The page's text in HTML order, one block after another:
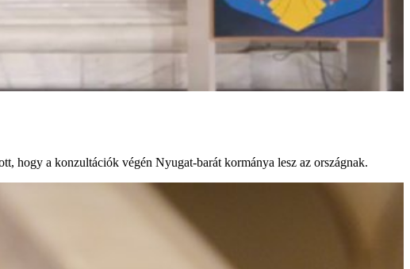
hogy a konzultációk végén Nyugat-barát kormánya lesz az országnak.